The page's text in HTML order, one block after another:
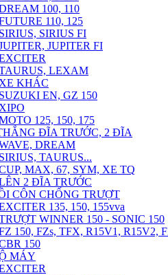
100, 110
110, 125
SIRIUS, SIRIUS FI
JUPITER FI
LEXAM
XE KHÁC
SUZUKI EN, GZ 150
XIPO
125, 150, 175
ĐĨA TRƯỚC, 2 ĐĨA
DREAM
SIRIUS, TAURUS...
MAX, 67, SYM, XE TQ
2 ĐĨA TRƯỚC
CÔN CHỐNG TRƯỢT
135, 150, 155vva
WINNER 150 - SONIC 150
150, FZs, TFX, R15V1, R15V2,
150
MÁY